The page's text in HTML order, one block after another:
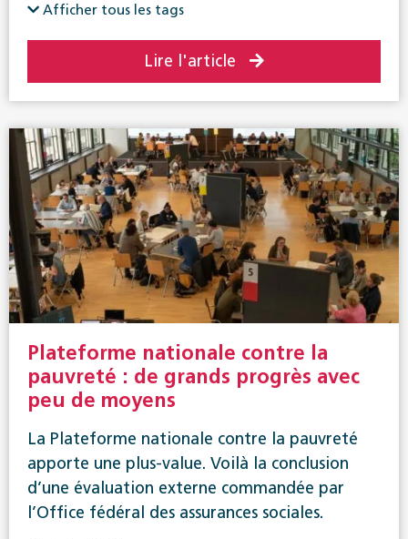
Afficher tous les tags
Lire l'article
Plateforme nationale contre la
pauvreté : de grands progrès avec
peu de moyens
La Plateforme nationale contre la pauvreté
apporte une plus-value. Voilà la conclusion
d’une évaluation externe commandée par
l’Office fédéral des assurances sociales.